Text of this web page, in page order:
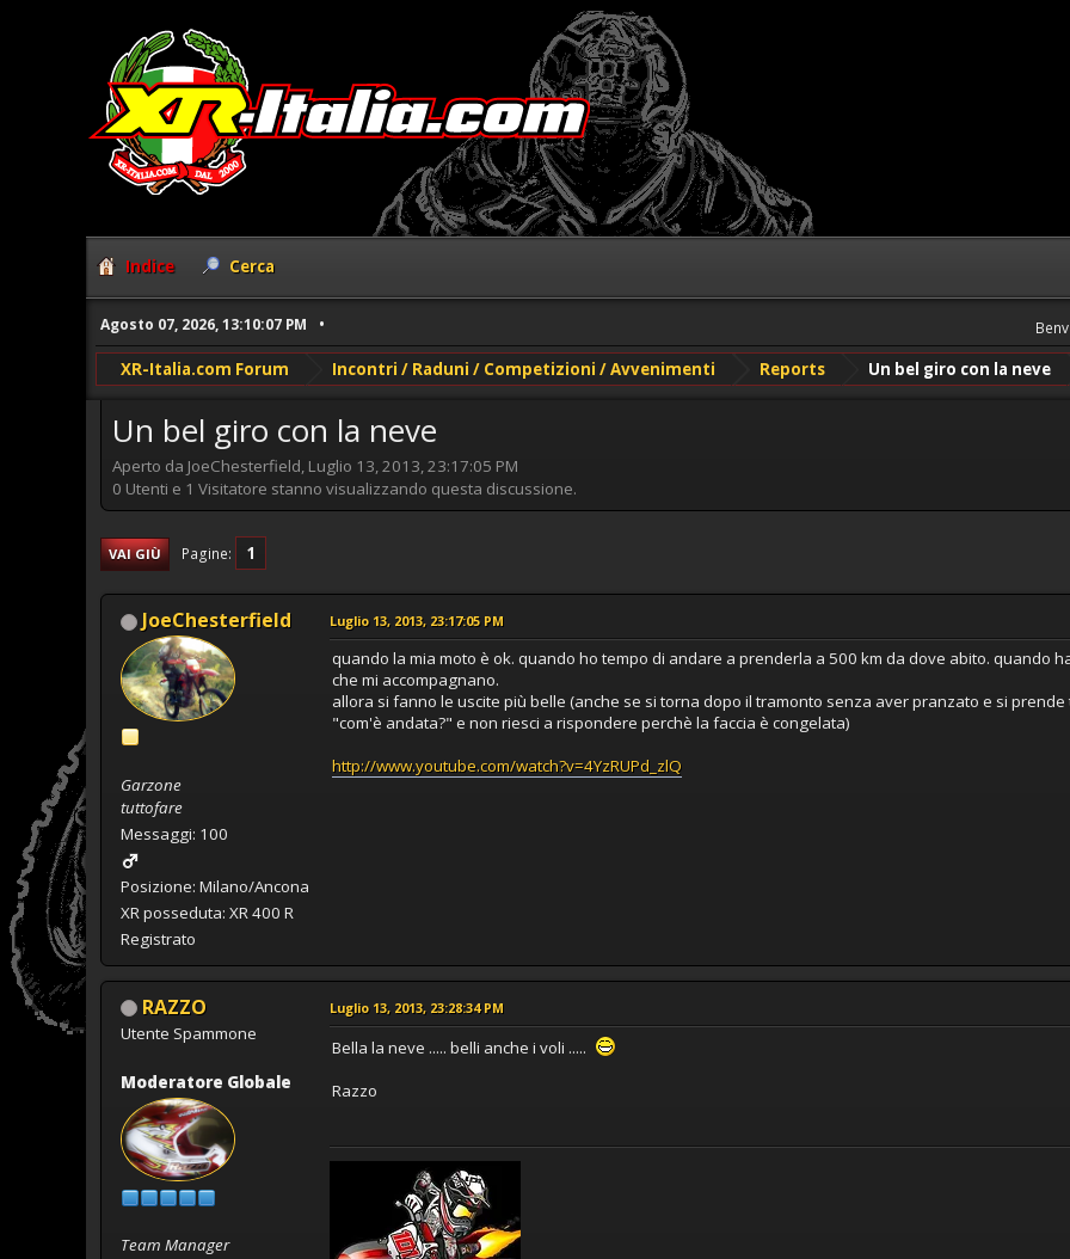
Indice Cerca
Agosto 07, 2026, 13:10:07 PM
XR-Italia.com Forum Incontri / Raduni / Competizioni / Avvenimenti Reports Un bel giro con la neve
Un bel giro con la neve
Aperto da JoeChesterfield, Luglio 13, 2013, 23:17:05 PM
0 Utenti e 1 Visitatore stanno visualizzando questa discussione.
VAI GIÙ Pagine 1
JoeChesterfield
Garzone
tuttofare
Messaggi: 100
Posizione: Milano/Ancona
XR posseduta: XR 400 R
Registrato
Luglio 13, 2013, 23:17:05 PM
quando la mia moto è ok. quando ho tempo di andare a prenderla a 500 km da dove abito. quando
che mi accompagnano.
allora si fanno le uscite più belle (anche se si torna dopo il tramonto senza aver pranzato e si
"com'è andata?" e non riesci a rispondere perchè la faccia è congelata)
http://www.youtube.com/watch?v=4YzRUPd_zlQ
RAZZO
Utente Spammone
Moderatore Globale
Team Manager
Luglio 13, 2013, 23:28:34 PM
Bella la neve ..... belli anche i voli .....
Razzo